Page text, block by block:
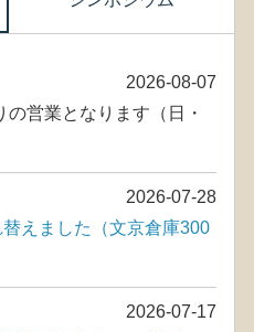
2026-08-07
営業となります（日・
2026-07-28
えました（文京倉庫300
2026-07-17